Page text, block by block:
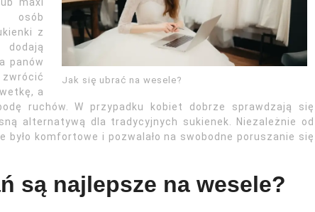
Jak się ubrać na wesele?
osób
z
panów
a
ruchów. W przypadku kobiet dobrze sprawdzają się
alternatywą dla tradycyjnych sukienek. Niezależnie od
komfortowe i pozwalało na swobodne poruszanie się
są najlepsze na wesele?